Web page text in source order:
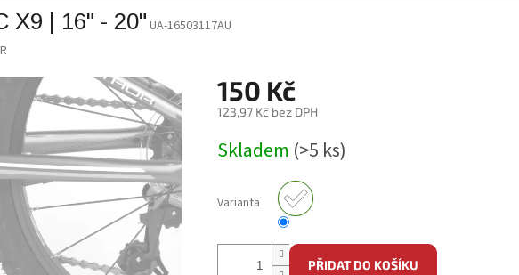
X9 | 16" - 20" UA-16503117AU
150 Kč
123,97 Kč bez DPH
cena:
Skladem (>5 ks)
Varianta
PŘIDAT DO KOŠÍKU